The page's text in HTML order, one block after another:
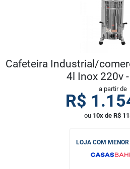
Cafeteira Industrial/
4l Inox 220v
a partir de
R$
ou 10x de R$
LOJA COM MENOR